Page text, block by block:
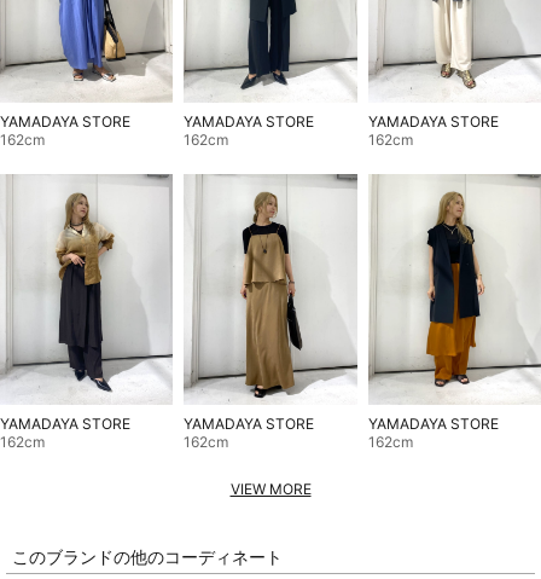
YAMADAYA STORE
162cm
YAMADAYA STORE
162cm
YAMADAYA STORE
162cm
YAMADAYA STORE
162cm
YAMADAYA STORE
162cm
YAMADAYA STORE
162cm
VIEW MORE
このブランドの他のコーディネート